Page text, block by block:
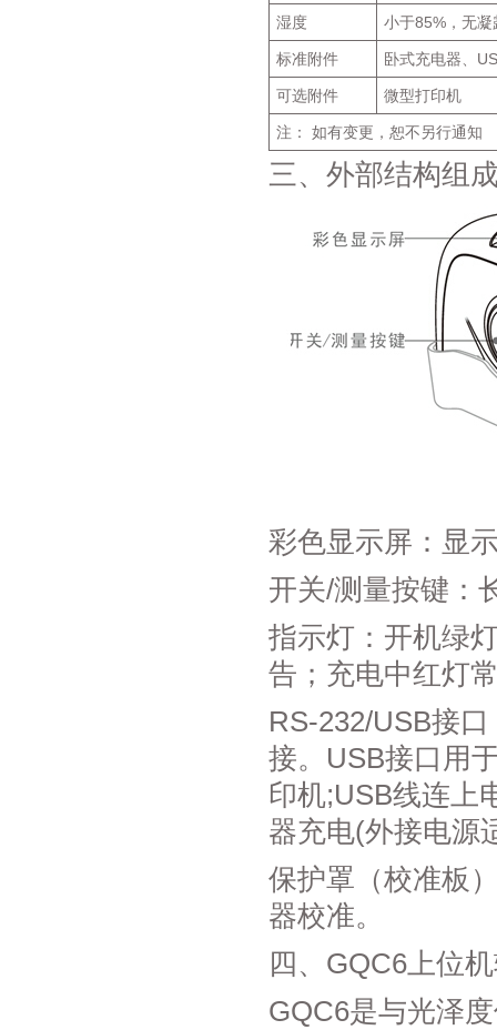
湿度 小于85%，无凝
标准附件 卧式充电器、
可选附件 微型打印机
注： 如有变更，恕不另行通知
三、外部结构组
彩色显示屏：显
开关/测量按键：
指示灯：开机绿
告；充电中红灯
RS-232/USB接
接。USB接口用
印机;USB线连上
器充电(外接电源
保护罩（校准板
器校准。
四、GQC6上位
GQC6是与光泽